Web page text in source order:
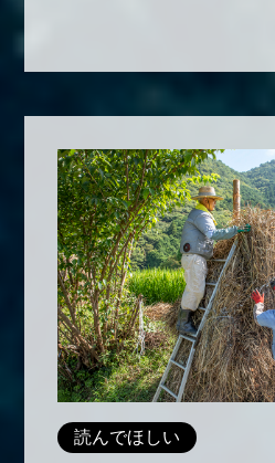
読んでほしい